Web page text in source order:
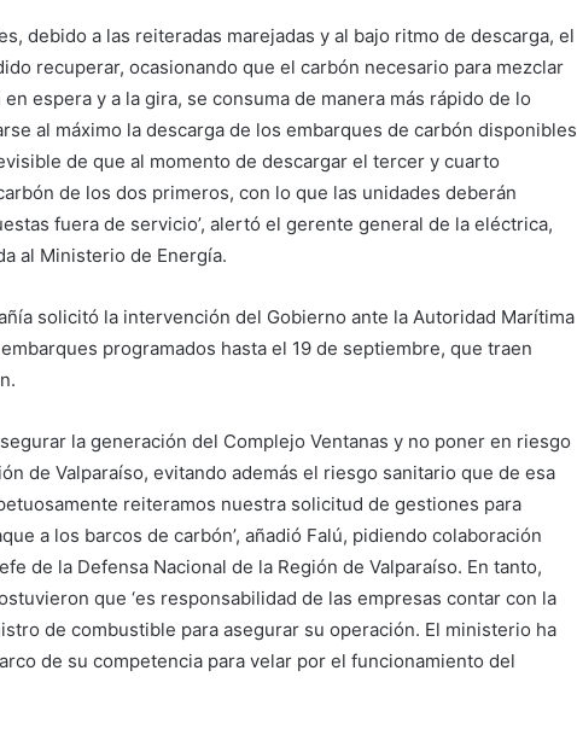
debido a las reiteradas marejadas y al bajo ritmo de descarga, el
recuperar, ocasionando que el carbón necesario para mezclar
espera y a la gira, se consuma de manera más rápido de lo
al máximo la descarga de los embarques de carbón disponibles
de que al momento de descargar el tercer y cuarto
de los dos primeros, con lo que las unidades deberán
fuera de servicio’, alertó el gerente general de la eléctrica,
al Ministerio de Energía.
solicitó la intervención del Gobierno ante la Autoridad Marítima
programados hasta el 19 de septiembre, que traen
la generación del Complejo Ventanas y no poner en riesgo
de Valparaíso, evitando además el riesgo sanitario que de esa
reiteramos nuestra solicitud de gestiones para
a los barcos de carbón’, añadió Falú, pidiendo colaboración
de la Defensa Nacional de la Región de Valparaíso. En tanto,
que ‘es responsabilidad de las empresas contar con la
de combustible para asegurar su operación. El ministerio ha
de su competencia para velar por el funcionamiento del